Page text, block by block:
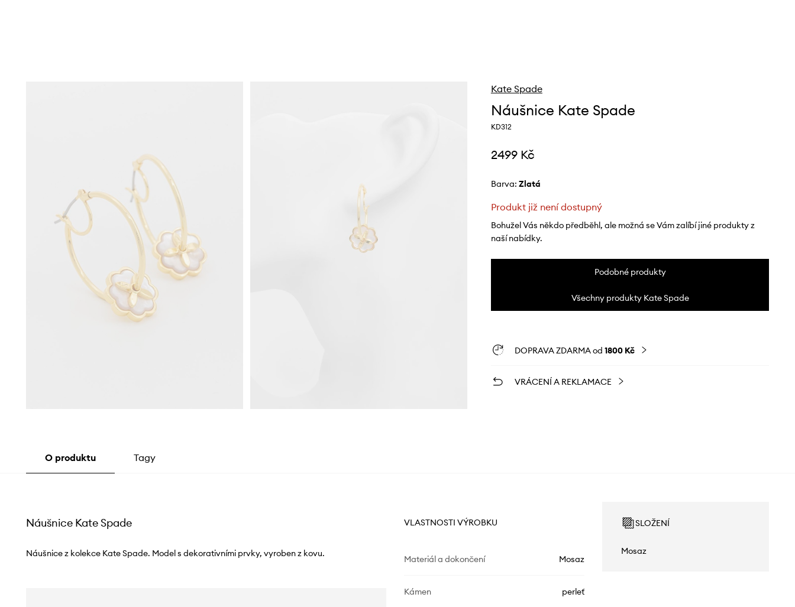
Kate Spade
Náušnice Kate Spade
KD312
2499 Kč
Barva: zlatá
Produkt již není dostupný
Bohužel Vás někdo předběhl, ale možná se Vám zalíbí jiné produkty z
naší nabídky.
Podobné produkty
Všechny produkty Kate Spade
DOPRAVA ZDARMA od 1800 Kč
VRÁCENÍ A REKLAMACE
O produktu Tagy
Náušnice Kate Spade
Náušnice z kolekce Kate Spade. Model s dekorativními prvky, vyroben z kovu.
VLASTNOSTI VÝROBKU
Materiál a dokončení Mosaz
Kámen perleť
SLOŽENÍ
Mosaz